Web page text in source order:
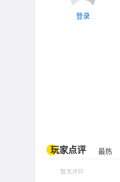
登录
玩家点评 最热
暂无评价